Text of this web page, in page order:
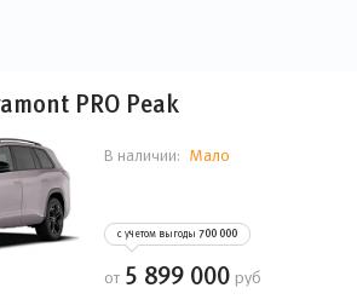
PRO Peak
В наличии: Мало
с учетом выгоды 700 000
от 5 899 000 руб